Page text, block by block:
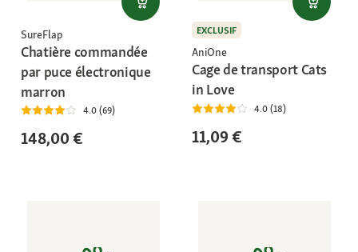
SureFlap
Chatière commandée
par puce électronique
marron
4.0 (69)
148,00 €
EXCLUSIF
AniOne
Cage de transport Cats
in Love
4.0 (18)
11,09 €